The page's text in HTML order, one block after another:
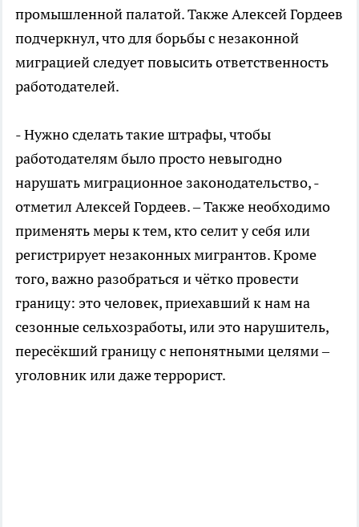
промышленной палатой. Также Алексей Гордеев
подчеркнул, что для борьбы с незаконной
миграцией следует повысить ответственность
работодателей.
- Нужно сделать такие штрафы, чтобы
работодателям было просто невыгодно
нарушать миграционное законодательство, -
отметил Алексей Гордеев. – Также необходимо
применять меры к тем, кто селит у себя или
регистрирует незаконных мигрантов. Кроме
того, важно разобраться и чётко провести
границу: это человек, приехавший к нам на
сезонные сельхозработы, или это нарушитель,
пересёкший границу с непонятными целями –
уголовник или даже террорист.